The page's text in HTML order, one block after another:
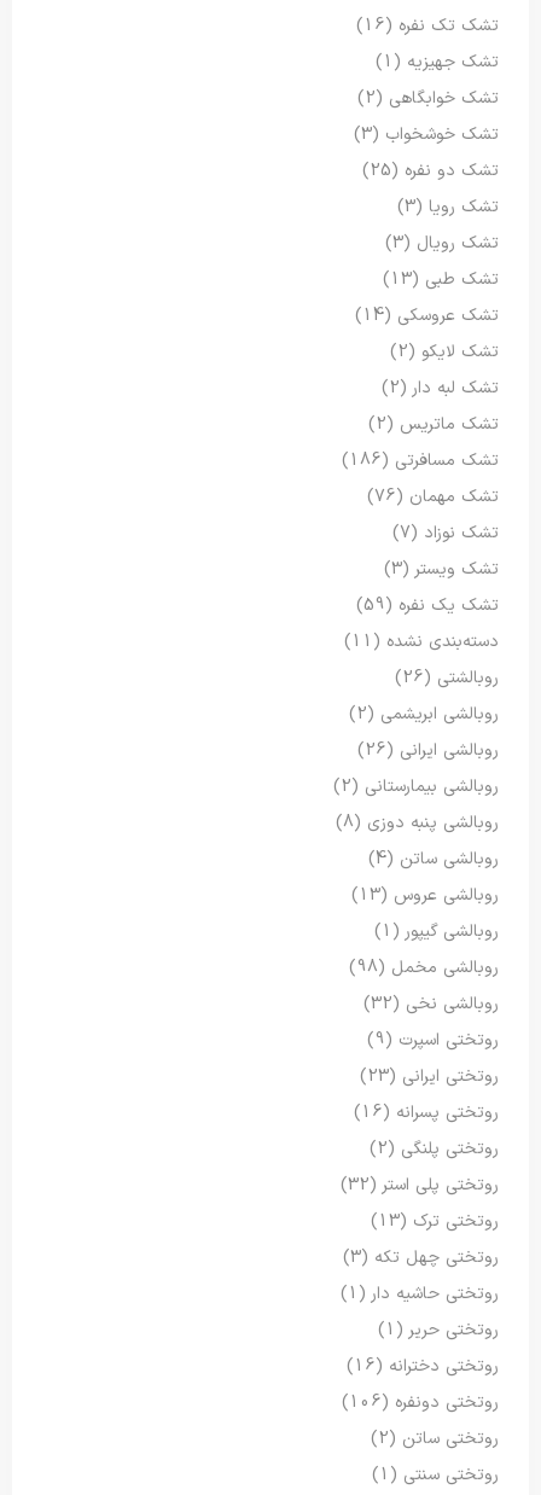
تشک تک نفره (16)
تشک جهیزیه (1)
تشک خوابگاهی (2)
تشک خوشخواب (3)
تشک دو نفره (25)
تشک رویا (3)
تشک رویال (3)
تشک طبی (13)
تشک عروسکی (14)
تشک لایکو (2)
تشک لبه دار (2)
تشک ماتریس (2)
تشک مسافرتی (186)
تشک مهمان (76)
تشک نوزاد (7)
تشک ویستر (3)
تشک یک نفره (59)
دسته‌بندی نشده (11)
روبالشتی (26)
روبالشی ابریشمی (2)
روبالشی ایرانی (26)
روبالشی بیمارستانی (2)
روبالشی پنبه دوزی (8)
روبالشی ساتن (4)
روبالشی عروس (13)
روبالشی گیپور (1)
روبالشی مخمل (98)
روبالشی نخی (32)
روتختی اسپرت (9)
روتختی ایرانی (23)
روتختی پسرانه (16)
روتختی پلنگی (2)
روتختی پلی استر (32)
روتختی ترک (13)
روتختی چهل تکه (3)
روتختی حاشیه دار (1)
روتختی حریر (1)
روتختی دخترانه (16)
روتختی دونفره (106)
روتختی ساتن (2)
روتختی سنتی (1)